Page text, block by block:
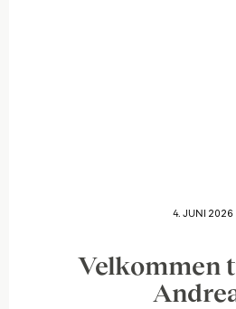
Velkommen
4. JUNI 2026